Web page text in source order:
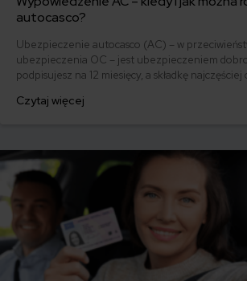
autocasco?
Ubezpieczenie autocasco (AC) – w
ubezpieczenia OC – jest ubezpieczeniem
podpisujesz na 12 miesięcy, a składkę najczęściej
ofertę lub zdecydowałeś się sprzedać samochód
Czytaj więcej